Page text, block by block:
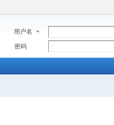
用户名
密码